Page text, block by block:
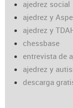
ajedrez social
ajedrez y
ajedrez y
chessbase
entrevista de
ajedrez y
descarga